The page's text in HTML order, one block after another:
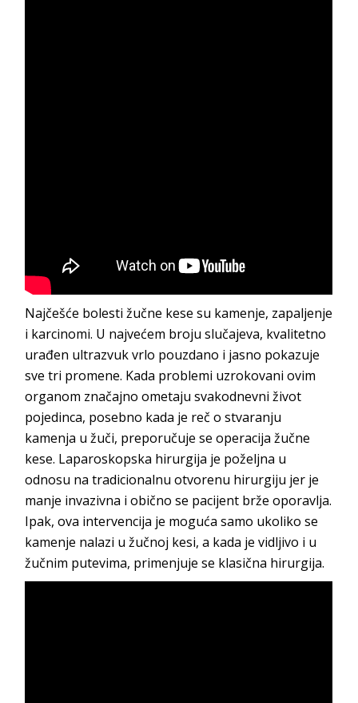
Najčešće bolesti žučne kese su kamenje, zapaljenje
i karcinomi. U najvećem broju slučajeva, kvalitetno
urađen ultrazvuk vrlo pouzdano i jasno pokazuje
sve tri promene. Kada problemi uzrokovani ovim
organom značajno ometaju svakodnevni život
pojedinca, posebno kada je reč o stvaranju
kamenja u žuči, preporučuje se operacija žučne
kese. Laparoskopska hirurgija je poželjna u
odnosu na tradicionalnu otvorenu hirurgiju jer je
manje invazivna i obično se pacijent brže oporavlja.
Ipak, ova intervencija je moguća samo ukoliko se
kamenje nalazi u žučnoj kesi, a kada je vidljivo i u
žučnim putevima, primenjuje se klasična hirurgija.